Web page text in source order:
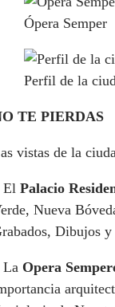
Ópera Semper
Perfil de la
TE PIERDAS
vistas de la
El Palacio
Nueva
Dibujos
La Opera